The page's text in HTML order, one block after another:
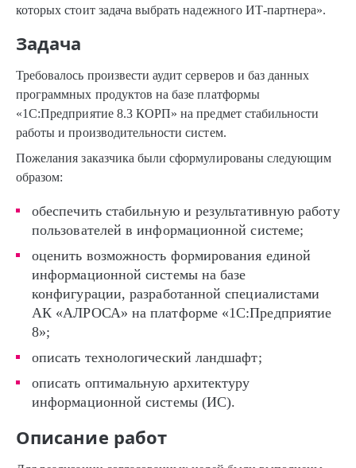
которых стоит задача выбрать надежного ИТ-партнера».
Задача
Требовалось произвести аудит серверов и баз данных
программных продуктов на базе платформы
«1С:Предприятие 8.3 КОРП» на предмет стабильности
работы и производительности систем.
Пожелания заказчика были сформулированы следующим
образом:
обеспечить стабильную и результативную работу
пользователей в информационной системе;
оценить возможность формирования единой
информационной системы на базе
конфигурации, разработанной специалистами
АК «АЛРОСА» на платформе «1С:Предприятие
8»;
описать технологический ландшафт;
описать оптимальную архитектуру
информационной системы (ИС).
Описание работ